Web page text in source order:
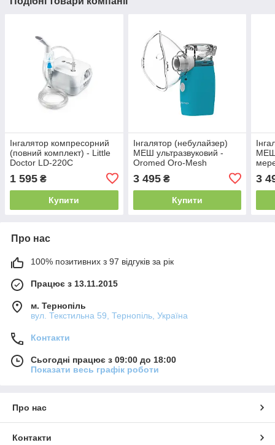
Інгалятор компресорний
(повний комплект) - Little
Doctor LD-220C
1 595 ₴
Купити
Інгалятор (небулайзер)
МЕШ ультразвуковий -
Oromed Oro-Mesh
3 495₴
Купити
МЕШ
3
Про нас
100% позитивних з 97 відгуків за рік
Працює з 13.11.2015
м. Тернопіль
вул. Текстильна 59, Тернопіль, Україна
Контакти
Сьогодні працює з 09:00 до 18:00
Показати весь графік роботи
Про нас
Контакти